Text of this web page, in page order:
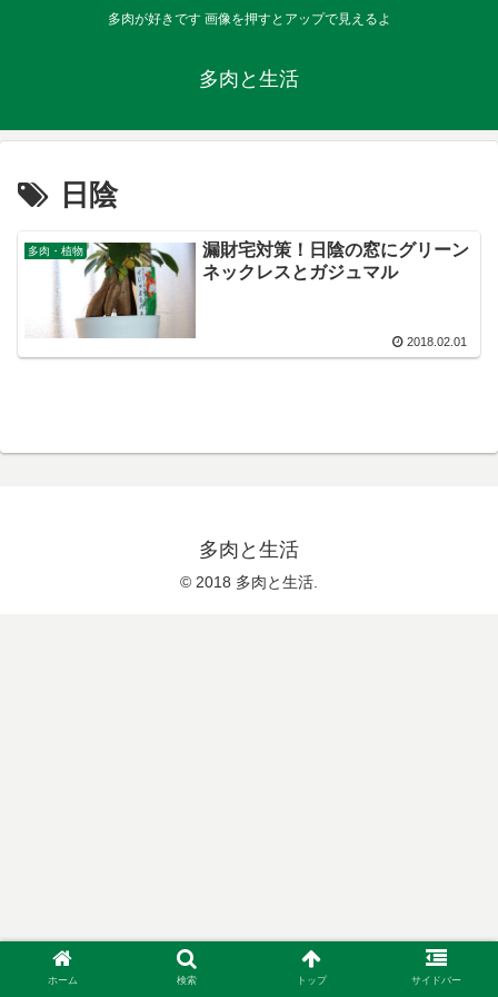
多肉が好きです 画像を押すとアップで見えるよ
多肉と生活
日陰
多肉・植物
漏財宅対策！日陰の窓にグリーン
ネックレスとガジュマル
2018.02.01
多肉と生活
© 2018 多肉と生活.
ホーム 検索 トップ サイドバー